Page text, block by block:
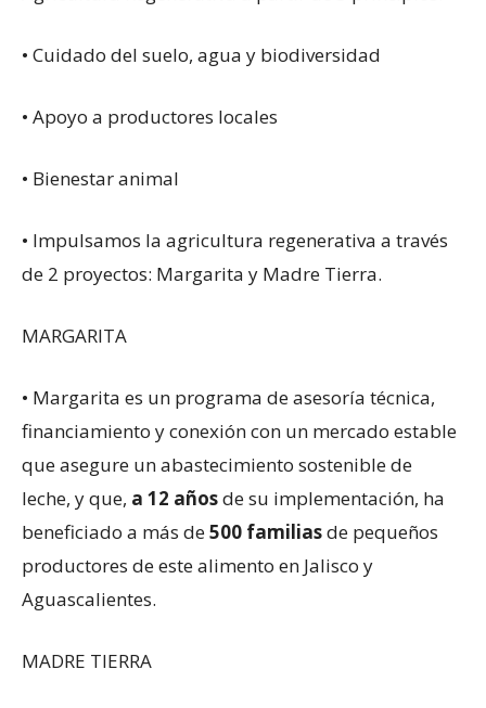
• Cuidado del suelo, agua y biodiversidad
• Apoyo a productores locales
• Bienestar animal
• Impulsamos la agricultura regenerativa a través
de 2 proyectos: Margarita y Madre Tierra.
MARGARITA
• Margarita es un programa de asesoría técnica,
financiamiento y conexión con un mercado estable
que asegure un abastecimiento sostenible de
leche, y que, a 12 añosde su implementación, ha
beneficiado a más de500 familiasde pequeños
productores de este alimento en Jalisco y
Aguascalientes.
MADRE TIERRA